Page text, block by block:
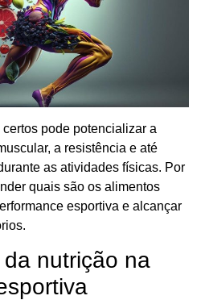
pode potencializar a
a resistência e até
as atividades físicas. Por
quais são os alimentos
esportiva e alcançar
nutrição na